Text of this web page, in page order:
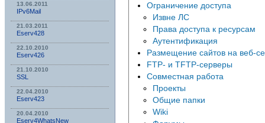
13.06.2011
IPv6Mail
21.03.2011
Eserv428
22.10.2010
Eserv426
21.10.2010
SSL
22.04.2010
Eserv423
20.04.2010
Eserv4WhatsNew
Ограничение доступа
Извне ЛС
Права доступа к ресурсам
Аутентификация
Размещение сайтов на веб-
FTP- и TFTP-серверы
Совместная работа
Проекты
Общие папки
Wiki